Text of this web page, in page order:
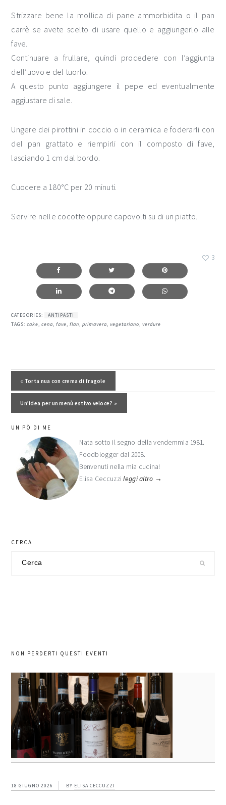
Strizzare bene la mollica di pane ammorbidita o il pan
carrè se avete scelto di usare quello e aggiungerlo alle
fave.
Continuare a frullare, quindi procedere con l’aggiunta
dell’uovo e del tuorlo.
A questo punto aggiungere il pepe ed eventualmente
aggiustare di sale.
Ungere dei pirottini in coccio o in ceramica e foderarli con
del pan grattato e riempirli con il composto di fave,
lasciando 1 cm dal bordo.
Cuocere a 180°C per 20 minuti.
Servire nelle cocotte oppure capovolti su di un piatto.
3
CATEGORIES:
ANTIPASTI
TAGS:cake,cena,fave,flan,primavera,vegetariano,verdure
Post precedente:
« Torta nua con crema di fragole
Post successivo:
Un’idea per un menù estivo veloce? »
barra
laterale
primaria
UN PÒ DI ME
Nata sotto il segno della vendemmia 1981.
Foodblogger dal 2008.
Benvenuti nella mia cucina!
Elisa Ceccuzzileggi altro →
CERCA
NON PERDERTI QUESTI EVENTI
18 GIUGNO 2026 BY ELISA CECCUZZI